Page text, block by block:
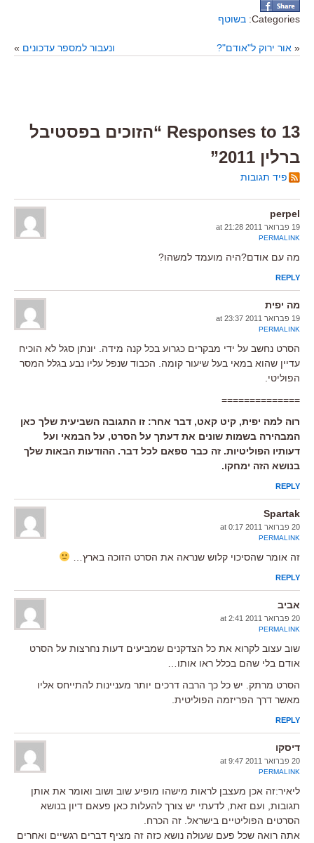
Categories: בשוטף
« אור ירוק ל"אודם"? ונעבור למספר עדכונים »
13 Responses to “הזוכים בפסטיבל
ברלין 2011”
פיד תגובות
perpel
19 פברואר 2011 at 21:28
PERMALINK
מה עם אודם?היה מועמד למשהו?
REPLY
מה יפית
19 פברואר 2011 at 23:37
PERMALINK
הסרט נחשב על ידי מבקרים כגרוע בכל קנה מידה. יונתן סגל לא הוכיח
עדיין שהוא במאי בעל שיעור קומה. הכבוד שנפל עליו נבע בגלל המסר
הפוליטי.
==============
רוה למה יפית, קיט קאט, דבר אחר: זו התגובה השביעית שלך כאן
המבהירה בשמות שונים את דעתך על הסרט, על הבמאי ועל
דעותיו הפוליטיות. זה כבר ספאם לכל דבר. ההודעות הבאות שלך
בנושא הזה ימחקו.
REPLY
Spartak
20 פברואר 2011 at 0:17
PERMALINK
זה אומר שהסיכוי קלוש שנראה את הסרט הזוכה בארץ…
REPLY
אביב
20 פברואר 2011 at 2:41
PERMALINK
שוב עצוב לקרוא את כל הצדקנים שמביעים דעות נחרצות על הסרט
אודם בלי שהם בכלל ראו אותו…
הסרט מרתק. יש כל כך הרבה דרכים יותר מעניינות להתייחס אליו
מאשר דרך הפריזמה הפוליטית.
REPLY
דיסקו
20 פברואר 2011 at 9:47
PERMALINK
ליאיר:זה אכן מעצבן לראות מישהו מופיע שוב ושוב ואומר את אותן
תגובות, ועם זאת, לדעתי יש צורך להעלות כאן פעאם דיון בנושא
הסרטים הפוליטיים בישראל. זה הכרח.
אתה רואה שכל פעם שעולה נושא כזה זה מציף דברים רגשיים ואחרים